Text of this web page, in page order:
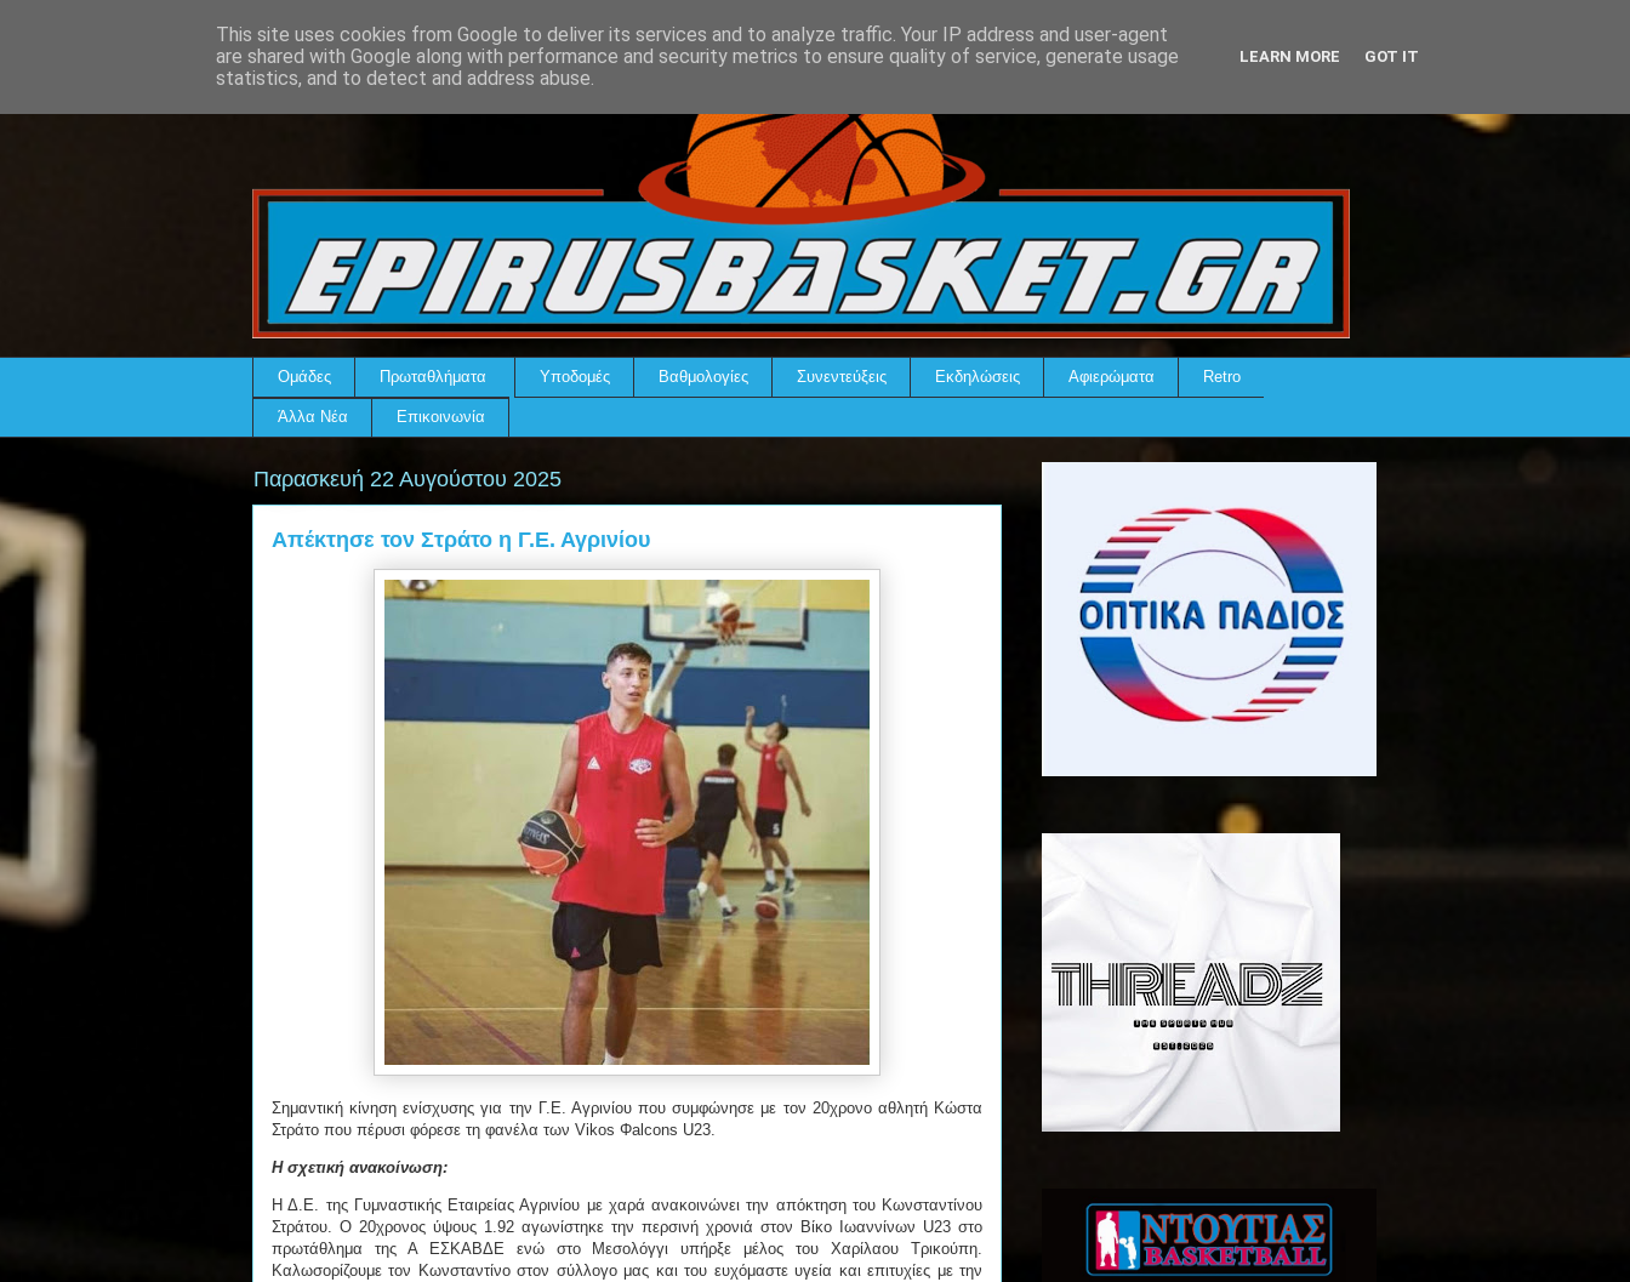
Ομάδες Πρωταθλήματα Υποδομές Βαθμολογίες Συνεντεύξεις Εκδηλώσεις Αφιερώματα Retro
Άλλα Νέα Επικοινωνία
Παρασκευή 22 Αυγούστου 2025
Απέκτησε τον Στράτο η Γ.Ε. Αγρινίου
Σημαντική κίνηση ενίσχυσης για την Γ.Ε. Αγρινίου που συμφώνησε με τον 20χρονο αθλητή Κώστα
Στράτο που πέρυσι φόρεσε τη φανέλα των Vikos Φalcons U23.
Η σχετική ανακοίνωση:
Η Δ.Ε. της Γυμναστικής Εταιρείας Αγρινίου με χαρά ανακοινώνει την απόκτηση του Κωνσταντίνου
Στράτου. O 20χρονος ύψους 1.92 αγωνίστηκε την περσινή χρονιά στον Βίκο Ιωαννίνων U23 στο
πρωτάθλημα της Α ΕΣΚΑΒΔΕ ενώ στο Μεσολόγγι υπήρξε μέλος του Χαρίλαου Τρικούπη.
Καλωσορίζουμε τον Κωνσταντίνο στον σύλλογο μας και του ευχόμαστε υγεία και επιτυχίες με την
This site uses cookies from Google to deliver its services and to analyze traffic. Your IP address and user-agent
are shared with Google along with performance and security metrics to ensure quality of service, generate usage
statistics, and to detect and address abuse.
LEARN MORE GOT IT